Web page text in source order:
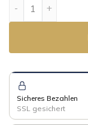
Sicheres Bezahlen
SSL gesichert